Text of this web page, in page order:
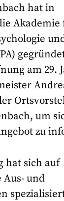
hat in
Akademie
am 29.
um
zu
hat sich auf
Aus- und